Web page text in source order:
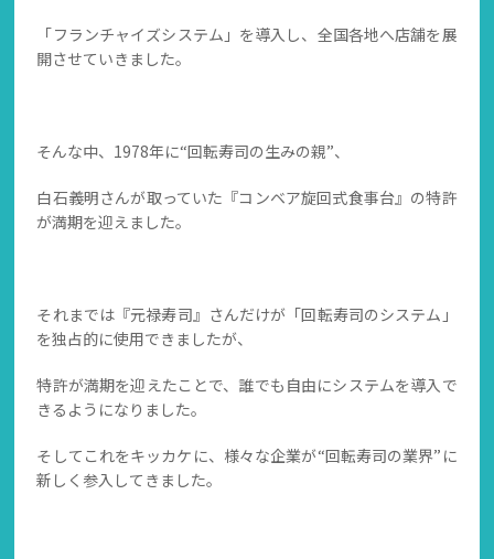
「フランチャイズシステム」を導入し、全国各地へ店舗を展
開させていきました。
そんな中、1978年に“回転寿司の生みの親”、
白石義明さんが取っていた『コンベア旋回式食事台』の特許
が満期を迎えました。
それまでは『元禄寿司』さんだけが「回転寿司のシステム」
を独占的に使用できましたが、
特許が満期を迎えたことで、誰でも自由にシステムを導入で
きるようになりました。
そしてこれをキッカケに、様々な企業が“回転寿司の業界”に
新しく参入してきました。